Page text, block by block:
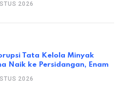
2026
Tata Kelola Minyak
Naik ke Persidangan, Enam
2026